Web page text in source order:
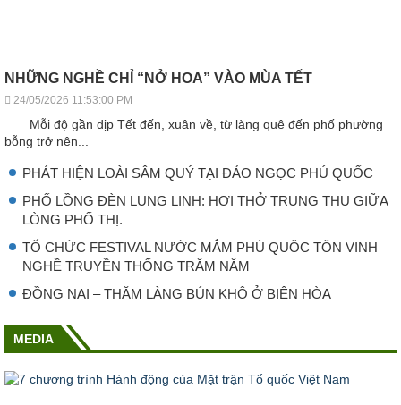
NHỮNG NGHỀ CHỈ “NỞ HOA” VÀO MÙA TẾT
24/05/2026 11:53:00 PM
Mỗi độ gần dịp Tết đến, xuân về, từ làng quê đến phố phường
bỗng trở nên...
PHÁT HIỆN LOÀI SÂM QUÝ TẠI ĐẢO NGỌC PHÚ QUỐC
PHỐ LỒNG ĐÈN LUNG LINH: HƠI THỞ TRUNG THU GIỮA
LÒNG PHỐ THỊ.
TỔ CHỨC FESTIVAL NƯỚC MẮM PHÚ QUỐC TÔN VINH
NGHỀ TRUYỀN THỐNG TRĂM NĂM
ĐỒNG NAI – THĂM LÀNG BÚN KHÔ Ở BIÊN HÒA
MEDIA